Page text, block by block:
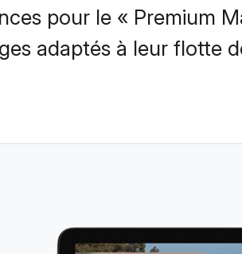
pour le « Premium
adaptés à leur flotte